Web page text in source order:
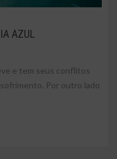
AZUL
e tem seus conflitos
Por outro lado